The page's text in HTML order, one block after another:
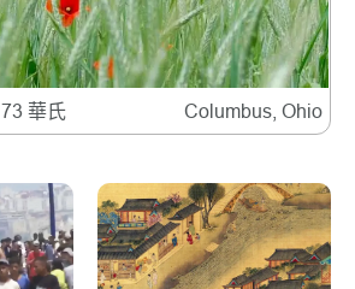
73 華氏 Columbus, Ohio